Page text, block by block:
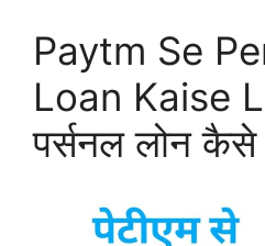
Paytm Se
Loan Kaise
पर्सनल लोन